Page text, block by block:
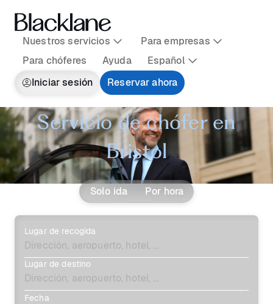
Nuestros servicios
Para empresas
Para chóferes
Ayuda
Español
Iniciar sesión
Reservar ahora
Servicio de chófer en
Bristol
Solo ida Por hora
Lugar de recogida
Lugar de destino
Fecha